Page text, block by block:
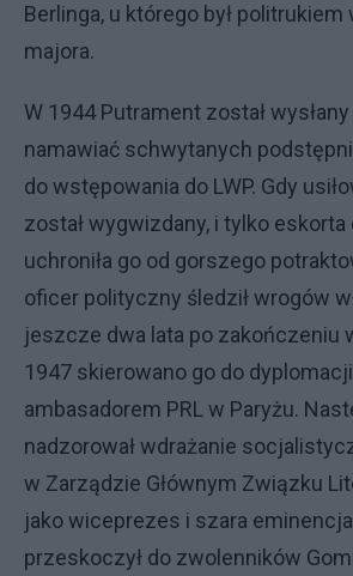
Berlinga, u którego był politrukiem
majora.
W 1944 Putrament został
namawiać schwytanych
do wstępowania do LWP. Gdy
został wygwizdany, i tylko
uchroniła go od gorszego
oficer polityczny śledził wrogów
jeszcze dwa lata po zakończeniu
1947 skierowano go do
ambasadorem PRL w Paryżu.
nadzorował wdrażanie
w Zarządzie Głównym Związku
jako wiceprezes i szara
przeskoczył do zwolenników